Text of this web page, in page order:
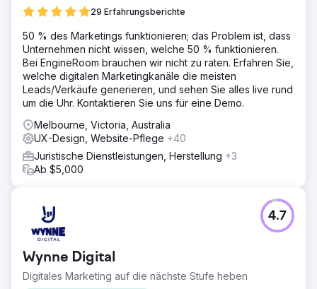
29 Erfahrungsberichte
50 % des Marketings funktionieren; das Problem ist, dass
Unternehmen nicht wissen, welche 50 % funktionieren.
Bei EngineRoom brauchen wir nicht zu raten. Erfahren Sie,
welche digitalen Marketingkanäle die meisten
Leads/Verkäufe generieren, und sehen Sie alles live rund
um die Uhr. Kontaktieren Sie uns für eine Demo.
Melbourne, Victoria, Australia
UX-Design, Website-Pflege +40
Juristische Dienstleistungen, Herstellung +3
Ab $5,000
Wynne Digital
Digitales Marketing auf die nächste Stufe heben
4.7